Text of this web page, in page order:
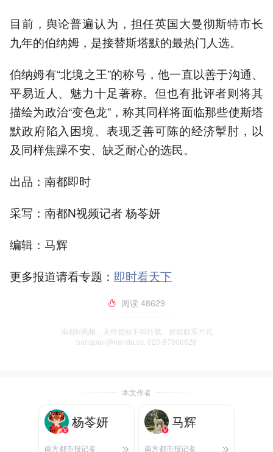
目前，舆论普遍认为，担任英国大曼彻斯特市长
九年的伯纳姆，是接替斯塔默的最热门人选。
伯纳姆有“北境之王”的称号，他一直以善于沟通、
平易近人、魅力十足著称。但也有批评者则将其
描绘为政治“变色龙”，称其同样将面临那些使斯塔
默政府陷入困境、表现乏善可陈的经济掣肘，以
及同样焦躁不安、缺乏耐心的选民。
出品：南都即时
采写：南都N视频记者 杨苓妍
编辑：马辉
更多报道请看专题： 即时看天下
阅读 48629
南都N视频，未经授权不得转载、授权联系方式
banquan@nandu.cc. 020-87006626
本文作者
杨苓妍
南方都市报记者
马辉
南方都市报记者